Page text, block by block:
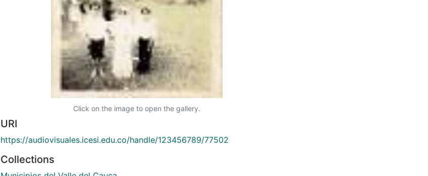
Click on the image to open the gallery.
URI
https://audiovisuales.icesi.edu.co/handle/123456789/77502
Collections